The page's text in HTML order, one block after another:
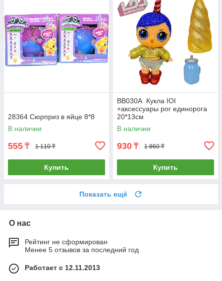
28364 Сюрприз в яйце 8*8
В наличии
555 ₸ 1 110 ₸
Купить
BB030A Кукла IOI
+аксессуары рог единорога
20*13см
В наличии
930 ₸ 1 860 ₸
Купить
Показать ещё
О нас
Рейтинг не сформирован
Менее 5 отзывов за последний год
Работает с 12.11.2013